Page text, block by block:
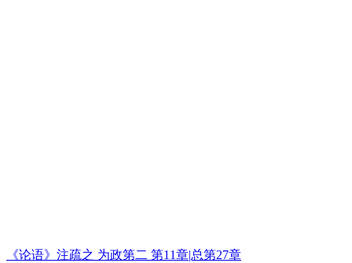
《论语》注疏之 为政第二 第11章|总第27章